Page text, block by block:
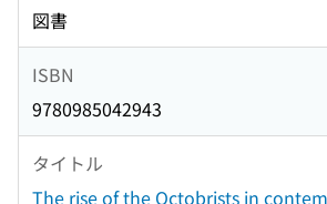
図書
ISBN
9780985042943
タイトル
The rise of the Octobrists in